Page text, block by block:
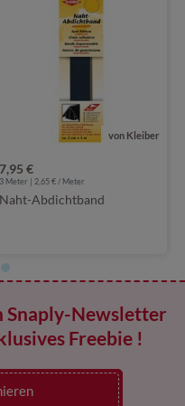
von Kleiber
7,95 €
3Meter | 2,65 € / Meter
Naht-Abdichtband
Snaply-Newsletter
Freebie !